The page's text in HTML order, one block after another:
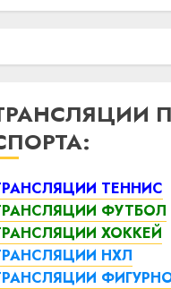
ТЕННИС
ФУТБОЛ
ХОККЕЙ
НХЛ